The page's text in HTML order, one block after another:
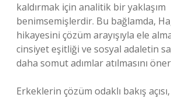
kaldırmak için analitik bir yaklaşım
benimsemişlerdir. Bu bağlamda,
hikayesini çözüm arayışıyla ele
cinsiyet eşitliği ve sosyal adaletin
daha somut adımlar atılmasını
Erkeklerin çözüm odaklı bakış